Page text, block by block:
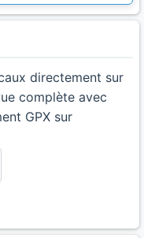
directement sur
complète avec
GPX sur